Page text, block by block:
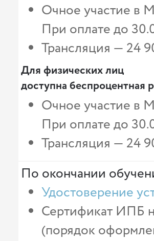
Очное участие в
При оплате до
Трансляция — 24
Для физических лиц
доступна беспроцентная
Очное участие в
При оплате до
Трансляция — 24
По окончании
Удостоверение
Сертификат ИПБ
(порядок